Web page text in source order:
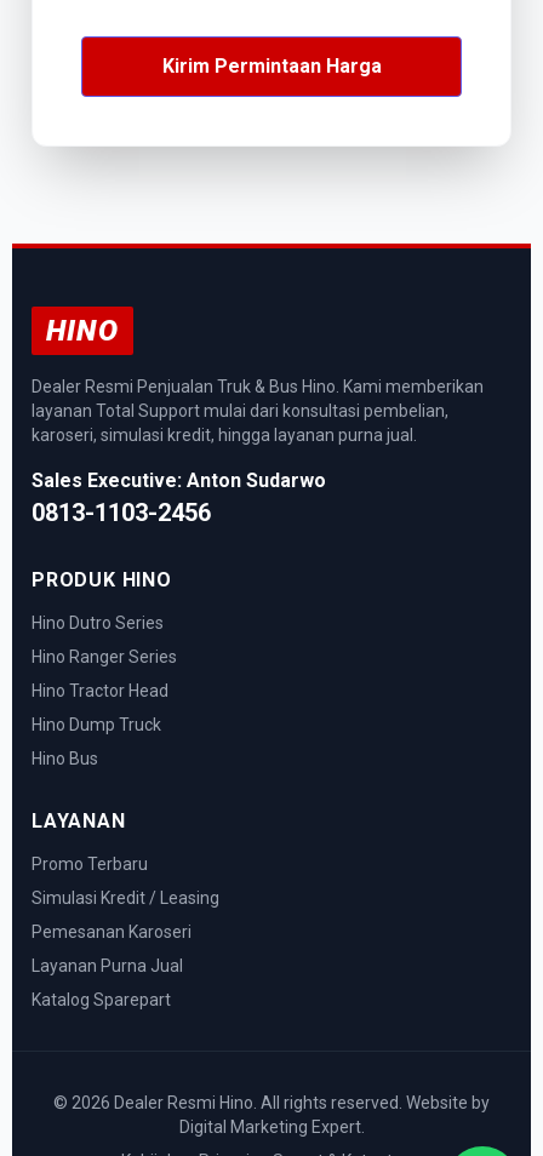
Kirim Permintaan Harga
HINO
Dealer Resmi Penjualan Truk & Bus Hino. Kami memberikan
layanan Total Support mulai dari konsultasi pembelian,
karoseri, simulasi kredit, hingga layanan purna jual.
Sales Executive: Anton Sudarwo
0813-1103-2456
PRODUK HINO
Hino Dutro Series
Hino Ranger Series
Hino Tractor Head
Hino Dump Truck
Hino Bus
LAYANAN
Promo Terbaru
Simulasi Kredit / Leasing
Pemesanan Karoseri
Layanan Purna Jual
Katalog Sparepart
© 2026 Dealer Resmi Hino. All rights reserved. Website by
Digital Marketing Expert.